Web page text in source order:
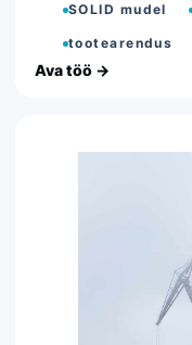
SOLID mudel
tootearendus